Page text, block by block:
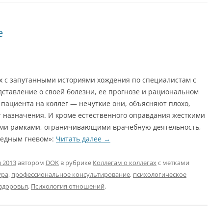
с запутанными историями хождения по специалистам с
о своей болезни, ее прогнозе и рациональном
на коллег — нечуткие они, объясняют плохо,
И кроме естественного оправдания жесткими
рамками, ограничивающими врачебную деятельность,
гневом»: Читать далее →
2013автором DOK в рубрике Коллегам о коллегах с метками
, профессиональное консультирование, психологическое
, Психология отношений.